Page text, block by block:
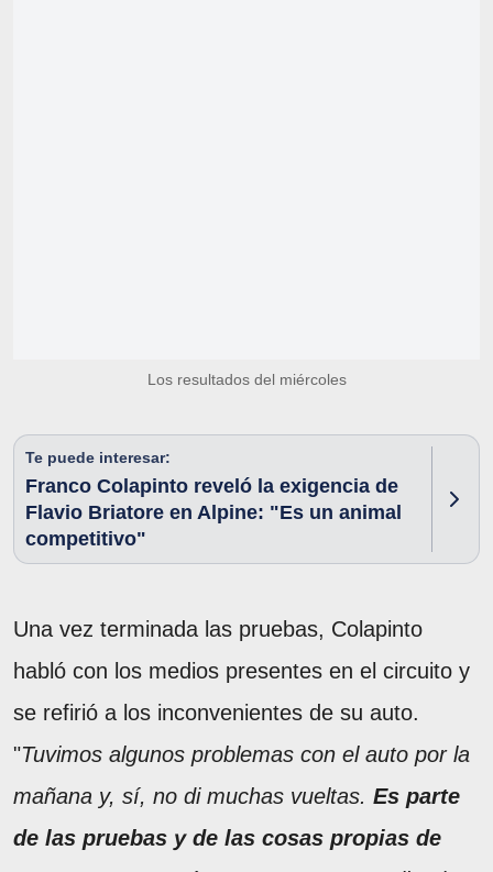
Los resultados del miércoles
Te puede interesar:
Franco Colapinto reveló la exigencia de
Flavio Briatore en Alpine: "Es un animal
competitivo"
Una vez terminada las pruebas, Colapinto
habló con los medios presentes en el circuito y
se refirió a los inconvenientes de su auto.
"Tuvimos algunos problemas con el auto por la
mañana y, sí, no di muchas vueltas. Es parte
de las pruebas y de las cosas propias de